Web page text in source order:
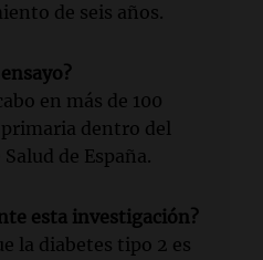
de seis años.
en más de 100
dentro del
de España.
esta investigación?
la diabetes tipo 2 es